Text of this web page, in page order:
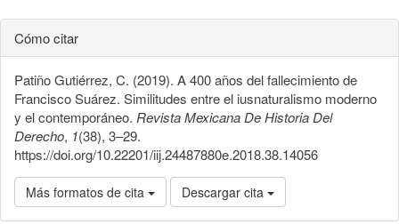
Cómo citar
Patiño Gutiérrez, C. (2019). A 400 años del fallecimiento de
Francisco Suárez. Similitudes entre el iusnaturalismo moderno
y el contemporáneo. Revista Mexicana De Historia Del
Derecho, 1(38), 3–29.
https://doi.org/10.22201/iij.24487880e.2018.38.14056
Más formatos de cita Descargar cita